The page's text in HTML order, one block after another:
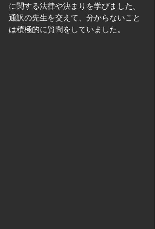
求職情報
プレリリース
に関する法律や決まりを学びました。
通訳の先生を交えて、分からないこと
は積極的に質問をしていました。